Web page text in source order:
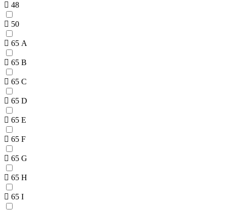
48
50
65 A
65 B
65 C
65 D
65 E
65 F
65 G
65 H
65 I